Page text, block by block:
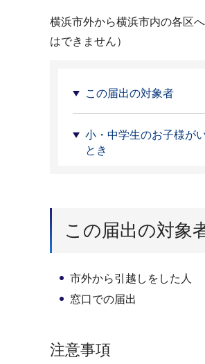
横浜市外から横浜市内の各区
はできません）
この届出の対象者
小・中学生のお子様が
とき
この届出の対象
市外から引越しをした人
窓口での届出
注意事項